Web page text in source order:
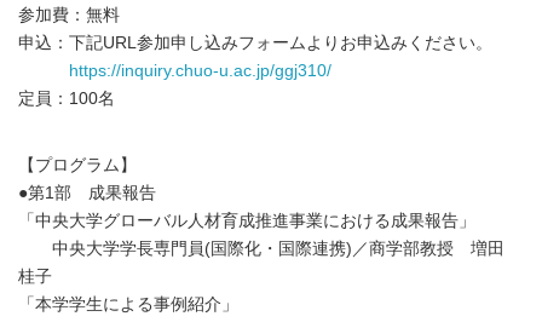
参加費：無料
申込：下記URL参加申し込みフォームよりお申込みください。
https://inquiry.chuo-u.ac.jp/ggj310/
定員：100名
【プログラム】
●第1部 成果報告
「中央大学グローバル人材育成推進事業における成果報告」
中央大学学長専門員(国際化・国際連携)／商学部教授 増田
桂子
「本学学生による事例紹介」